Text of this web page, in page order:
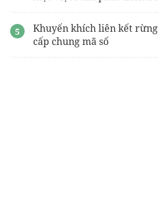
Khuyến khích liên kết
cấp chung mã số